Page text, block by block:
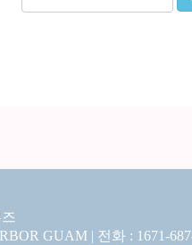
GUAM | 전화 : 1671-